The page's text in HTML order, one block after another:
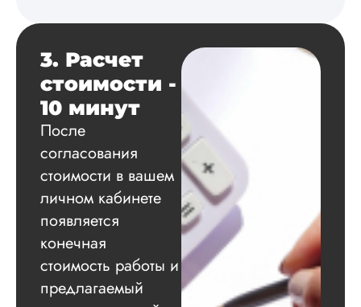
грамотно
расчеты и подвел
по результатам
исследования.
Вид работы:
Диссертация
Дата:2024-11-20
Удобная форма
оплаты, есть
3. Расчет
стоимости -
10 минут
После
согласования
стоимости в вашем
личном кабинете
появляется
конечная
стоимость работы и
предлагаемый